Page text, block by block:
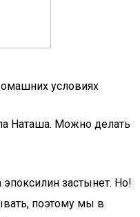
условиях
Наташа. Можно делать
застынет. Но!
поэтому мы в